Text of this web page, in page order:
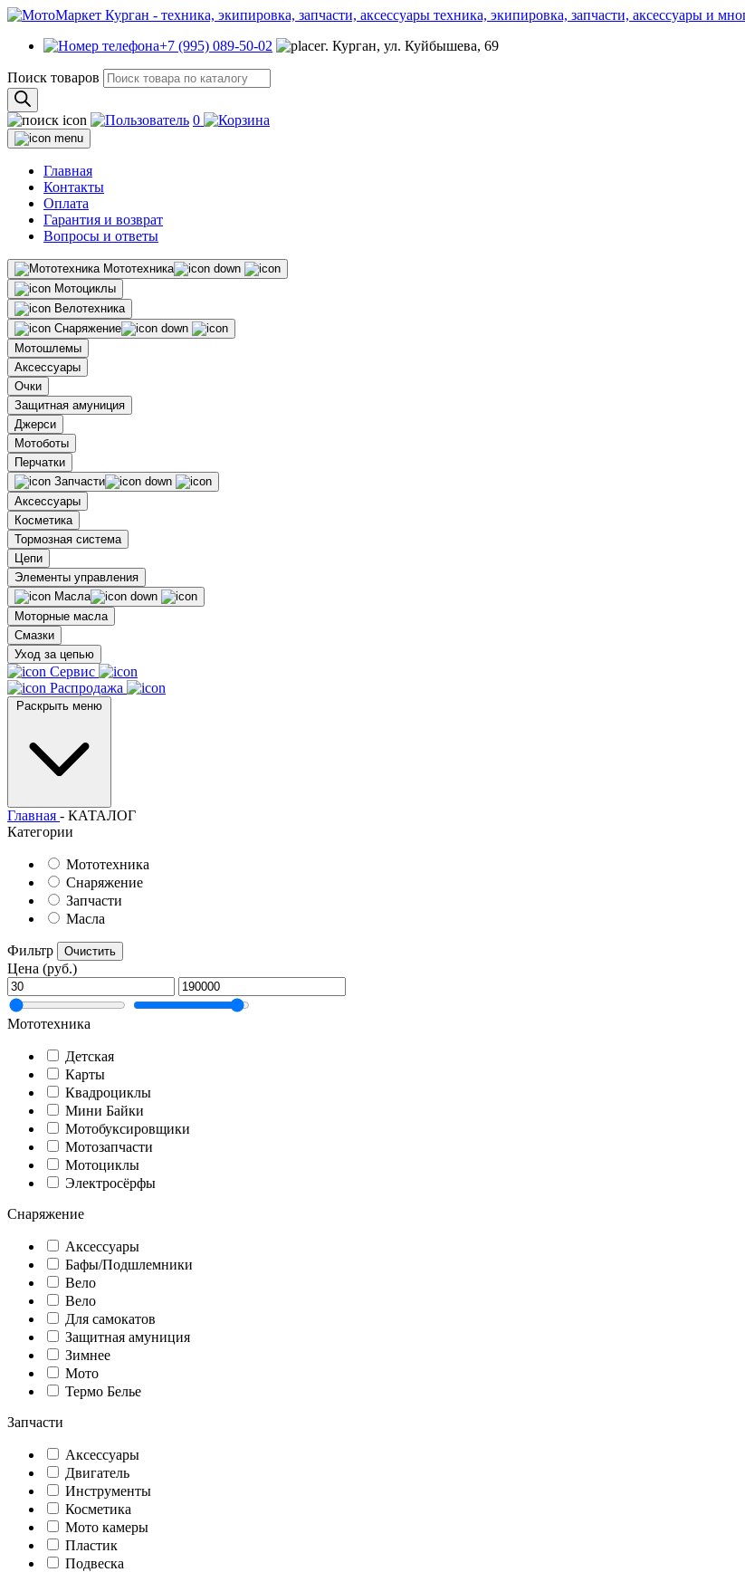
+7 (995) 089-50-02
г. Курган, ул. Куйбышева, 69
Поиск товаров
0
Главная
Контакты
Оплата
Гарантия и возврат
Вопросы и ответы
Мототехника
Мотоциклы
Велотехника
Снаряжение
Мотошлемы
Аксессуары
Очки
Защитная амуниция
Джерси
Мотоботы
Перчатки
Запчасти
Аксессуары
Косметика
Тормозная система
Цепи
Элементы управления
Масла
Моторные масла
Смазки
Уход за цепью
Сервис
Распродажа
Главная - КАТАЛОГ
Категории
Мототехника
Снаряжение
Запчасти
Масла
Фильтр Очистить
Цена (руб.)
Мототехника
Детская
Карты
Квадроциклы
Мини Байки
Мотобуксировщики
Мотозапчасти
Мотоциклы
Электросёрфы
Снаряжение
Аксессуары
Бафы/Подшлемники
Вело
Вело
Для самокатов
Защитная амуниция
Зимнее
Мото
Термо Белье
Запчасти
Аксессуары
Двигатель
Инструменты
Косметика
Мото камеры
Пластик
Подвеска